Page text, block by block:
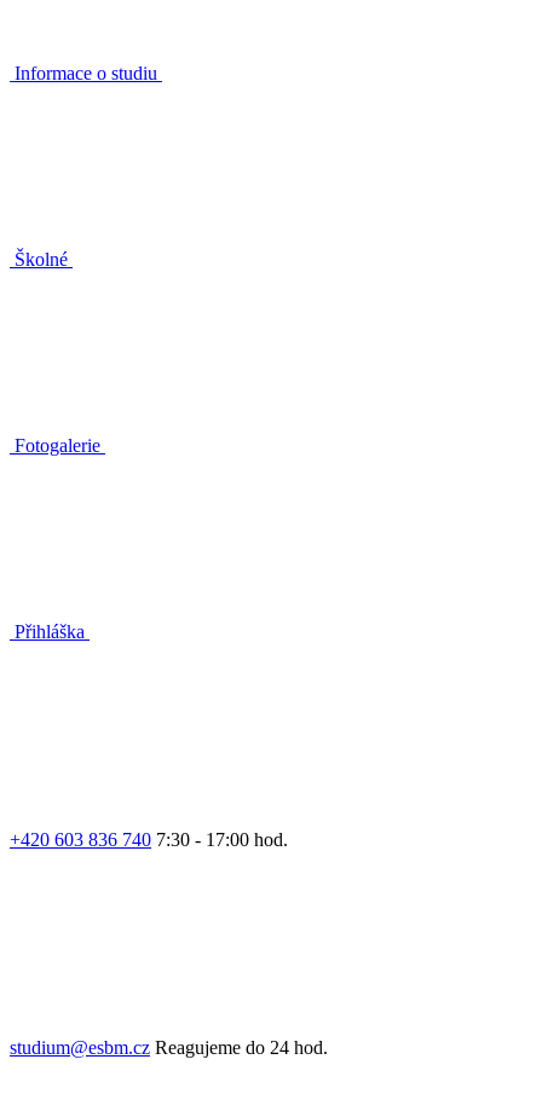
Informace o studiu
Školné
Fotogalerie
Přihláška
+420 603 836 740 7:30 - 17:00 hod.
studium@esbm.cz Reagujeme do 24 hod.